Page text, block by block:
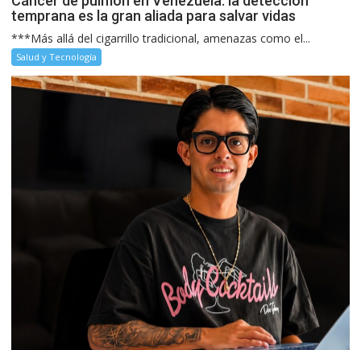
temprana es la gran aliada para salvar vidas
***Más allá del cigarrillo tradicional, amenazas como el...
Salud y Tecnología